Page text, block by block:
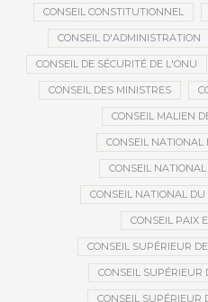
CONSEIL CONSTITUTIONNEL
CONSEIL D'ADMINISTRATION
CONSEIL DE SÉCURITÉ DE L'ONU
CONSEIL DES MINISTRES
CONSEIL MALIEN
CONSEIL NATIONAL
CONSEIL
CONSEIL NATIONAL
CONSEIL PAIX
CONSEIL SUPÉRIEUR
CONSEIL SUPÉRIEUR
CONSEIL SUPÉRIEUR